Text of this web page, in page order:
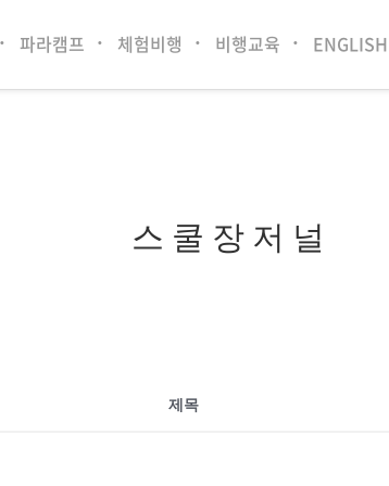
파라캠프 체험비행 비행교육 ENGLISH
스 쿨 장 저 널
제목